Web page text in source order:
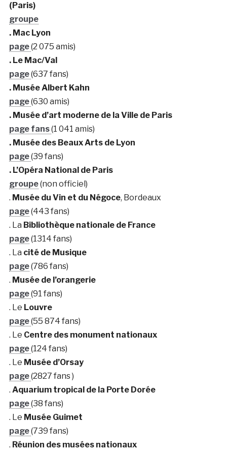
(Paris)
groupe
. Mac Lyon
page(2 075 amis)
. Le Mac/Val
page(637 fans)
. Musée Albert Kahn
page(630 amis)
. Musée d’art moderne de la Ville de Paris
page fans(1 041 amis)
. Musée des Beaux Arts de Lyon
page(39 fans)
. L’Opéra National de Paris
groupe(non officiel)
. Musée du Vin et du Négoce, Bordeaux
page(443 fans)
. La Bibliothèque nationale de France
page(1314 fans)
. La cité de Musique
page(786 fans)
. Musée de l’orangerie
page(91 fans)
. Le Louvre
page(55 874 fans)
. Le Centre des monument nationaux
page(124 fans)
. Le Musée d’Orsay
page(2827 fans )
. Aquarium tropical de la Porte Dorée
page(38 fans)
. Le Musée Guimet
page(739 fans)
. Réunion des musées nationaux